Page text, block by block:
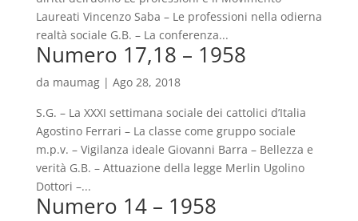
Laureati Vincenzo Saba – Le professioni nella odierna
realtà sociale G.B. – La conferenza...
Numero 17,18 – 1958
da maumag| Ago 28, 2018
S.G. – La XXXI settimana sociale dei cattolici d’Italia
Agostino Ferrari – La classe come gruppo sociale
m.p.v. – Vigilanza ideale Giovanni Barra – Bellezza e
verità G.B. – Attuazione della legge Merlin Ugolino
Dottori –...
Numero 14 – 1958